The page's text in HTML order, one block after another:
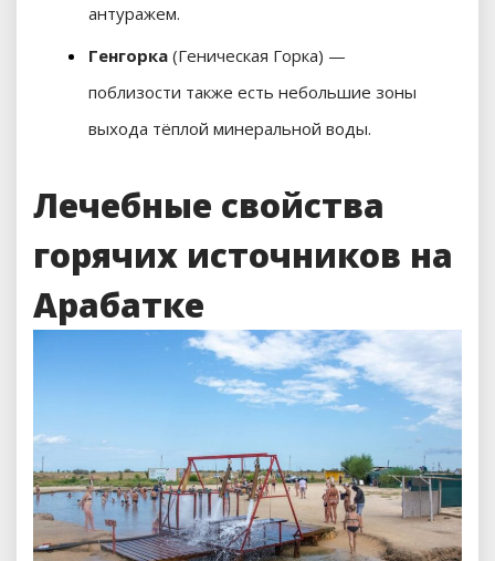
антуражем.
Генгорка (Геническая Горка) —
поблизости также есть небольшие зоны
выхода тёплой минеральной воды.
Лечебные свойства
горячих источников на
Арабатке